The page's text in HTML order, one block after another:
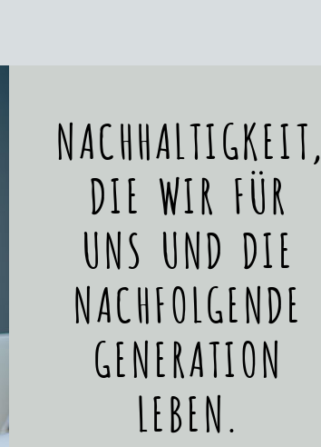
NACHHALTIGKEIT,
DIE WIR FÜR
UNS UND DIE
NACHFOLGENDE
GENERATION
LEBEN.